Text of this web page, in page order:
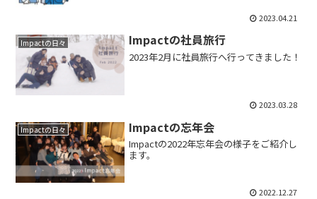
2023.04.21
Impactの日々 Impactの社員旅行
2023年2月に社員旅行へ行ってきました！
2023.03.28
Impactの日々 Impactの忘年会
Impactの2022年忘年会の様子をご紹介し
ます。
2022.12.27